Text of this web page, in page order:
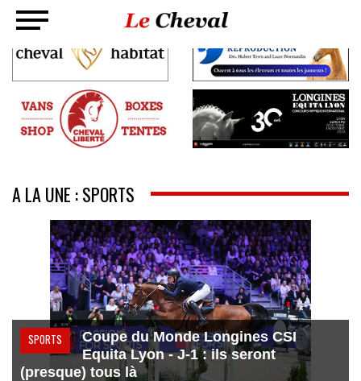
A LA UNE : SPORTS
SPORTS
Coupe du Monde Longines CSI
Equita Lyon - J-1 : ils seront
(presque) tous là